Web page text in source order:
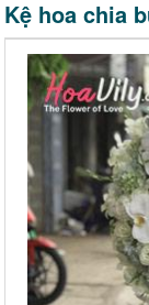
Kệ hoa chia